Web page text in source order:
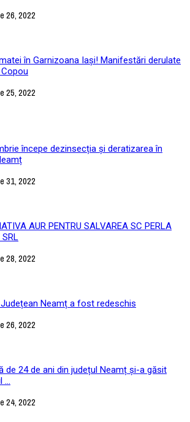
26, 2022
în Garnizoana Iași! Manifestări derulate
25, 2022
începe dezinsecția și deratizarea în
31, 2022
AUR PENTRU SALVAREA SC PERLA
28, 2022
Neamț a fost redeschis
26, 2022
de 24 de ani din județul Neamț și-a găsit
24, 2022